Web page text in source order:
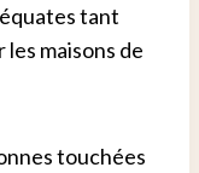
tant
maisons de
touchées